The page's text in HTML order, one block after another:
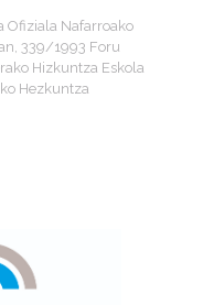
Ofiziala Nafarroako
339/1993 Foru
Hizkuntza Eskola
Hezkuntza